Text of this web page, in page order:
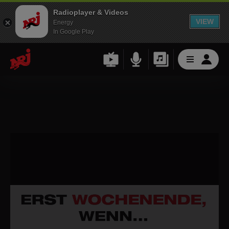
Radioplayer & Videos
Energy
In Google Play
VIEW